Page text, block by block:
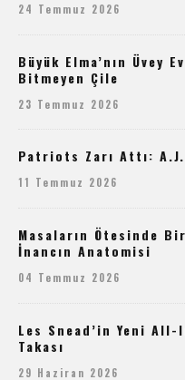
24 Temmuz 2026
Büyük Elma’nın Üvey
Bitmeyen Çile
23 Temmuz 2026
Patriots Zarı Attı:
11 Temmuz 2026
Masaların Ötesinde
İnancın Anatomisi
04 Temmuz 2026
Les Snead’in Yeni
Takası
29 Haziran 2026